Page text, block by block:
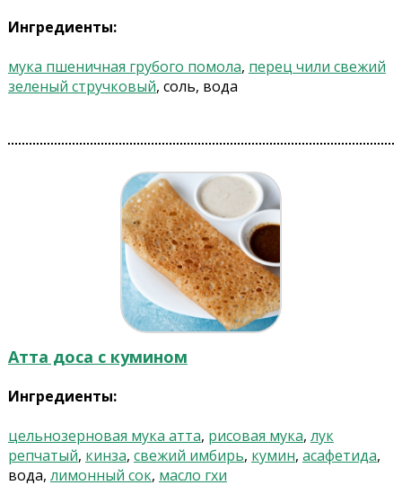
Ингредиенты:
мука пшеничная грубого помола, перец чили свежий
зеленый стручковый, соль, вода
Атта доса с кумином
Ингредиенты:
цельнозерновая мука атта, рисовая мука, лук
репчатый, кинза, свежий имбирь, кумин, асафетида,
вода, лимонный сок, масло гхи